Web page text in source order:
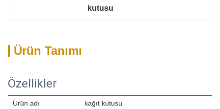
kutusu
Ürün Tanımı
Özellikler
Ürün adı kağıt kutusu